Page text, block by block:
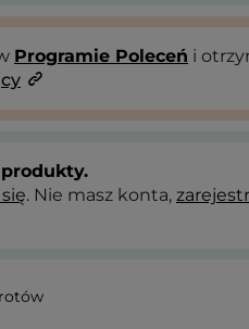
Programie Poleceń i
. Nie masz konta,